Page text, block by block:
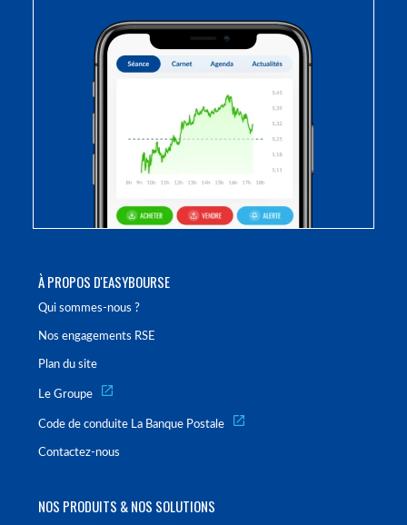
À PROPOS D'EASYBOURSE
Qui sommes-nous ?
Nos engagements RSE
Plan du site
Le Groupe
Code de conduite La Banque Postale
Contactez-nous
NOS PRODUITS & NOS SOLUTIONS